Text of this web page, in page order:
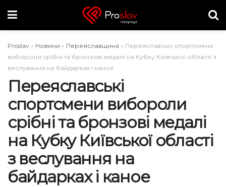
Proslav » Новини » Переяславщина » Переяславські спортсмени
вибороли срібні та бронзові медалі на Кубку Київської області з
веслування на байдарках і каное
Переяславські
спортсмени вибороли
срібні та бронзові медалі
на Кубку Київської області
з веслування на
байдарках і каное